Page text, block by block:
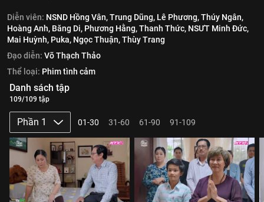
Diễn viên: NSND Hồng Vân,Trung Dũng, Lê Phương,Thúy Ngân,
Hoàng Anh, Băng Di, Phương Hằng,Thanh Thức, NSƯT Minh Đức,
Mai Huỳnh, Puka, Ngọc Thuận,Thùy Trang
Đạo diễn: Võ Thạch Thảo
Thể loại: Phim tình cảm
Danh sách tập
109/109 tập
Phần 1 01-30 31-60 61-90 91-109